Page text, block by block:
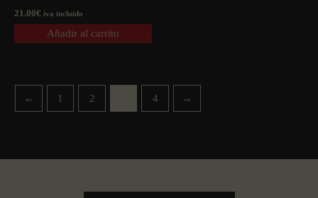
21.00€ iva incluido
Añadir al carrito
← 1 2 4 →